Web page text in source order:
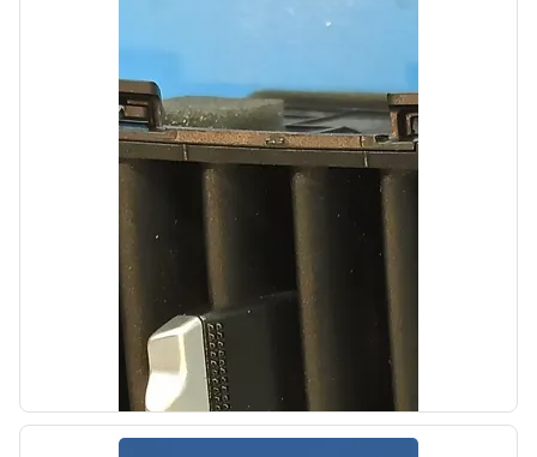
б/у
Проводка двигателя Kia SOUL 2 2013-2016
OEM: 91415B2160
Производитель:
Hyundai-KIA
9000,00₽
Автолайн